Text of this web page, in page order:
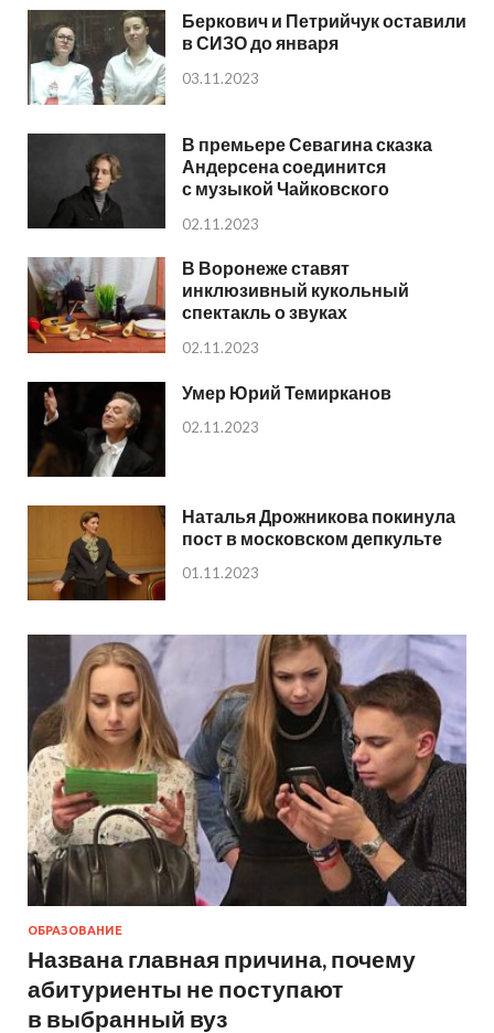
Беркович и Петрийчук оставили
в СИЗО до января
03.11.2023
В премьере Севагина сказка
Андерсена соединится
с музыкой Чайковского
02.11.2023
В Воронеже ставят
инклюзивный кукольный
спектакль о звуках
02.11.2023
Умер Юрий Темирканов
02.11.2023
Наталья Дрожникова покинула
пост в московском депкульте
01.11.2023
ОБРАЗОВАНИЕ
Названа главная причина, почему
абитуриенты не поступают
в выбранный вуз